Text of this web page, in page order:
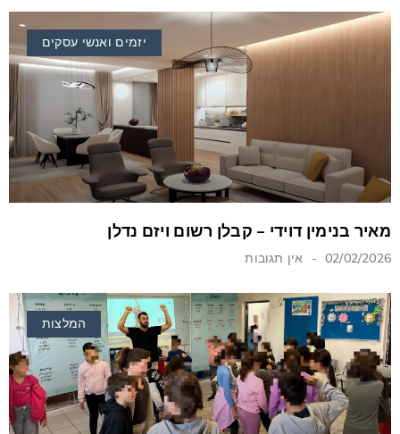
יזמים ואנשי עסקים
מאיר בנימין דוידי – קבלן רשום ויזם נדלן
02/02/2026 אין תגובות
המלצות